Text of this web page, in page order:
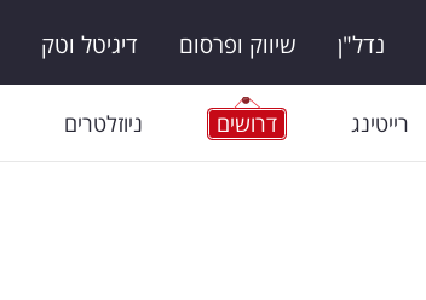
נדל"ן שיווק ופרסום דיגיטל וטק
רייטינג דרושים ניוזלטרים